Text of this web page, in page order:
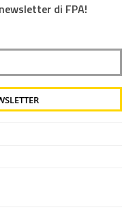
di FPA!